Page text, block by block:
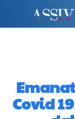
Covid